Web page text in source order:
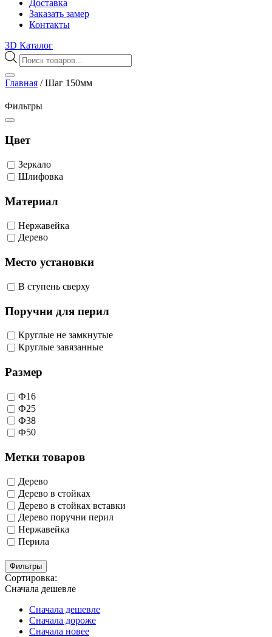
Доставка
Заказать замер
Контакты
3D Каталог
Поиск
товаров
Главная /Шаг 150мм
Фильтры
Цвет
Зеркало
Шлифовка
Материал
Нержавейка
Дерево
Место установки
В ступень сверху
Поручни для перил
Круглые не замкнутые
Круглые завязанные
Размер
Ф16
Ф25
Ф38
Ф50
Метки товаров
Дерево
Дерево в стойках
Дерево в стойках вставки
Дерево поручни перил
Нержавейка
Перила
Фильтры
Сортировка:
Сначала дешевле
Сначала дешевле
Сначала дороже
Сначала новее